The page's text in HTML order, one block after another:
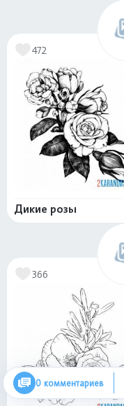
472
Дикие розы
366
0 комментариев